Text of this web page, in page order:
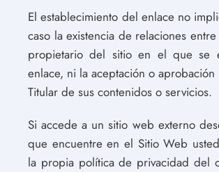
El establecimiento del enlace no
caso la existencia de relaciones
propietario del sitio en el que se
enlace, ni la aceptación o
Titular de sus contenidos o servicios.
Si accede a un sitio web externo
que encuentre en el Sitio Web
la propia política de privacidad del